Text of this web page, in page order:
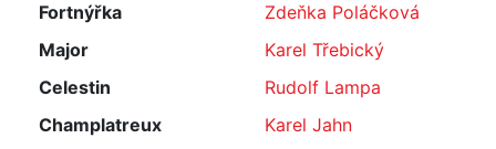
Fortnýřka
Zdeňka Poláčková
Major
Karel Třebický
Celestin
Rudolf Lampa
Champlatreux
Karel Jahn